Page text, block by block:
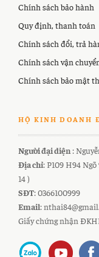
Chính sách bảo hành
Quy định, thanh toán
Chính sách đổi, trả
Chính sách vận
Chính sách bảo mật
HỘ KINH DOANH
Người đại diện :
Địa chỉ: P109 H94
14 )
SĐT: 0366100999
Email:
Giấy chứng nhận